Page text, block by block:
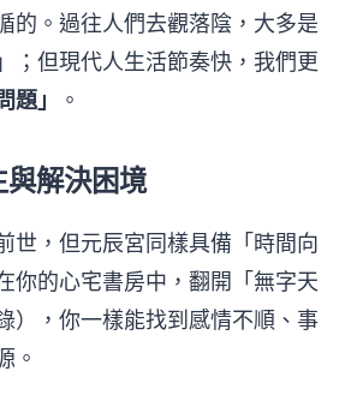
的。過往人們去觀落陰，大多是
；但現代人生活節奏快，我們更
題」 。
解決困境
世，但元辰宮同樣具備「時間向
你的心宅書房中，翻開「無字天
），你一樣能找到感情不順、事
。